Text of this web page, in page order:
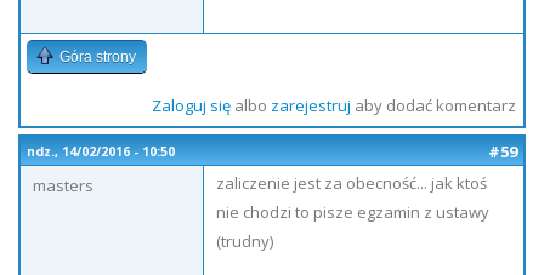
Góra strony
Zaloguj sięalbo zarejestruj aby dodać komentarz
ndz., 14/02/2016 - 10:50
#59
masters
zaliczenie jest za obecność... jak ktoś
nie chodzi to pisze egzamin z ustawy
(trudny)